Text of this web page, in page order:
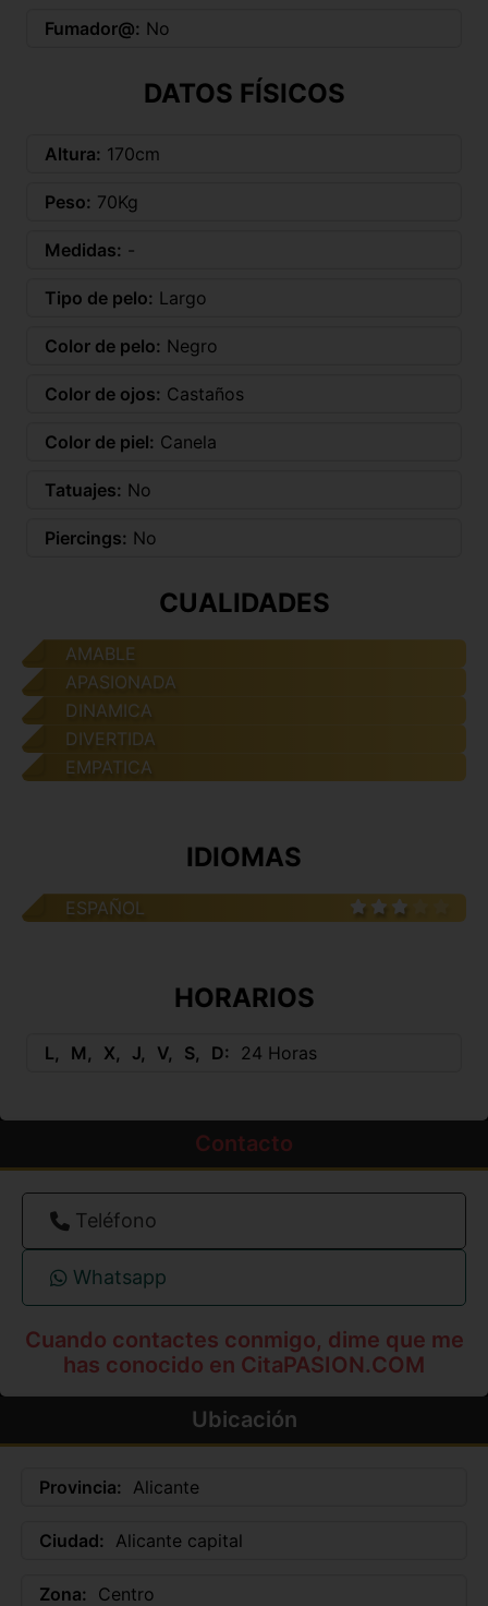
Fumador@: No
DATOS FÍSICOS
Altura: 170cm
Peso: 70Kg
Medidas: -
Tipo de pelo: Largo
Color de pelo: Negro
Color de ojos: Castaños
Color de piel: Canela
Tatuajes: No
Piercings: No
CUALIDADES
AMABLE
APASIONADA
DINAMICA
DIVERTIDA
EMPATICA
IDIOMAS
ESPAÑOL
HORARIOS
L M X J V S D 24 Horas
Contacto
Teléfono
Whatsapp
Cuando contactes conmigo, dime que me
has conocido en CitaPASION.COM
Ubicación
Provincia: Alicante
Ciudad: Alicante capital
Zona: Centro